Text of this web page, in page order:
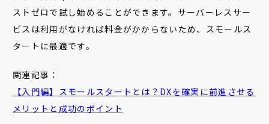
ストゼロで試し始めることができます。サーバーレスサー
ビスは利用がなければ料金がかからないため、スモールス
タートに最適です。
関連記事：
【入門編】
スモールスタート とは？DXを確実に前進させる
メリットと成功のポイント